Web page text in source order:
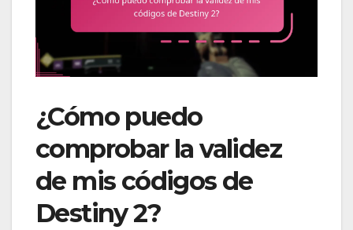
¿Cómo puedo
comprobar la validez
de mis códigos de
Destiny 2?